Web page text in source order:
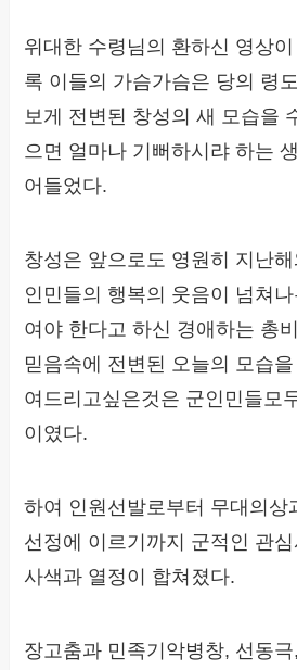
위대한 수령님의 환하신 영상
록 이들의 가슴가슴은 당의 령
보게 전변된 창성의 새 모습을
으면 얼마나 기뻐하시랴 하는
어들었다.
창성은 앞으로도 영원히 지난
인민들의 행복의 웃음이 넘쳐
여야 한다고 하신 경애하는 총
믿음속에 전변된 오늘의 모습
여드리고싶은것은 군인민들모
이였다.
하여 인원선발로부터 무대의상
선정에 이르기까지 군적인 관
사색과 열정이 합쳐졌다.
장고춤과 민족기악병창, 선동